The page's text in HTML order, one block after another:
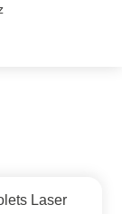
Laser